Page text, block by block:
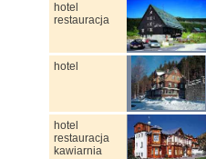
hotel
restauracja
hotel
hotel
restauracja
kawiarnia